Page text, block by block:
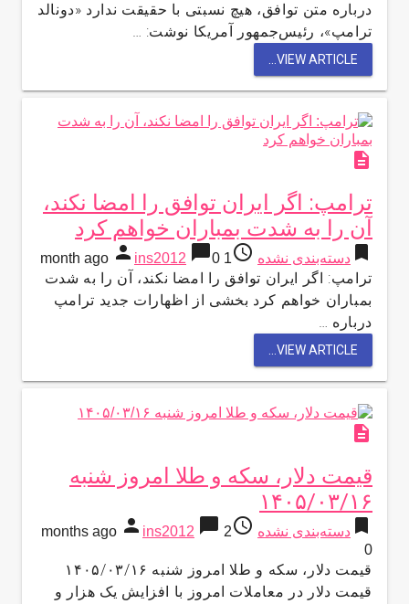
درباره متن توافق، هیچ نسبتی با حقیقت ندارد «دونالد
ترامپ»، رئیس‌جمهور آمریکا نوشت: …
VIEW ARTICLE...
description
ترامپ: اگر ایران توافق را امضا نکند،
آن را به شدت بمباران خواهم کرد
bookmark دسته‌بندی نشده access_time
1 month ago
person ins2012 chat_bubble0
ترامپ: اگر ایران توافق را امضا نکند، آن را به شدت
بمباران خواهم کرد بخشی از اظهارات جدید ترامپ
درباره …
VIEW ARTICLE...
description
قیمت دلار، سکه و طلا امروز شنبه
۱۴۰۵/۰۳/۱۶
bookmark دسته‌بندی نشده access_time
2 months ago
person ins2012 chat_bubble
0
قیمت دلار، سکه و طلا امروز شنبه ۱۴۰۵/۰۳/۱۶
قیمت دلار در معاملات امروز با افزایش یک هزار و